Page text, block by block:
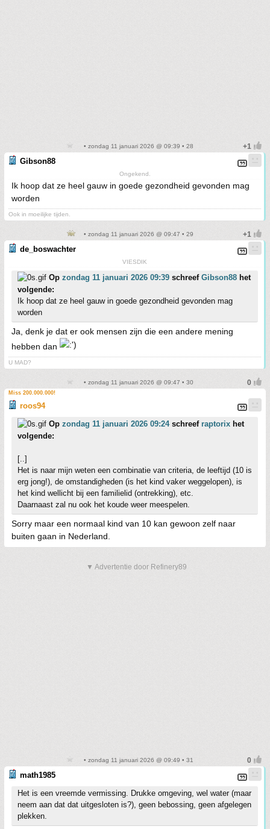
• zondag 11 januari 2026 @ 09:39 • 28
Gibson88
Ongekend.
Ik hoop dat ze heel gauw in goede gezondheid gevonden mag
worden
Ook in moeilijke tijden.
• zondag 11 januari 2026 @ 09:47 • 29
de_boswachter
VIESDIK
Op zondag 11 januari 2026 09:39 schreef Gibson88 het
volgende:
Ik hoop dat ze heel gauw in goede gezondheid gevonden mag
worden
Ja, denk je dat er ook mensen zijn die een andere mening
hebben dan
U MAD?
• zondag 11 januari 2026 @ 09:47 • 30
Miss 200.000.000!
roos94
Op zondag 11 januari 2026 09:24schreef raptorix het
volgende:
[..]
Het is naar mijn weten een combinatie van criteria, de leeftijd (10 is
erg jong!), de omstandigheden (is het kind vaker weggelopen), is
het kind wellicht bij een familielid (ontrekking), etc.
Daarnaast zal nu ook het koude weer meespelen.
Sorry maar een normaal kind van 10 kan gewoon zelf naar
buiten gaan in Nederland.
▼ Advertentie door Refinery89
• zondag 11 januari 2026 @ 09:49 • 31
math1985
Het is een vreemde vermissing. Drukke omgeving, wel water (maar
neem aan dat dat uitgesloten is?), geen bebossing, geen afgelegen
plekken.